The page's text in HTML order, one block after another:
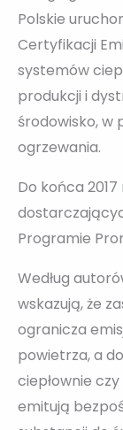
Polskie
Certyfikacji
systemów
produkcji i
środowisko, w
ogrzewania.
Do końca
Programie
Według
wskazują, że
ogranicza
powietrza, a
ciepłownie
emitują